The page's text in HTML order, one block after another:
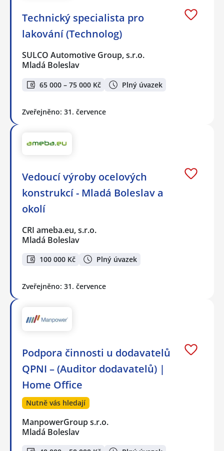
Technický specialista pro
lakování (Technolog)
SULCO Automotive Group, s.r.o.
Mladá Boleslav
65 000 – 75 000 Kč Plný úvazek
Zveřejněno: 31. července
Vedoucí výroby ocelových
konstrukcí - Mladá Boleslav a
okolí
CRI ameba.eu, s.r.o.
Mladá Boleslav
100 000 Kč Plný úvazek
Zveřejněno: 31. července
Podpora činnosti u dodavatelů
QPNI – (Auditor dodavatelů) |
Home Office
Nutně vás hledají
ManpowerGroup s.r.o.
Mladá Boleslav